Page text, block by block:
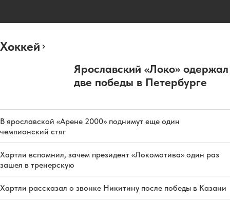
Хоккей
Ярославский «Локо» одержал
две победы в Петербурге
В ярославской «Арене 2000» поднимут еще один
чемпионский стяг
Хартли вспомнил, зачем президент «Локомотива» один раз
зашел в тренерскую
Хартли рассказал о звонке Никитину после победы в Казани